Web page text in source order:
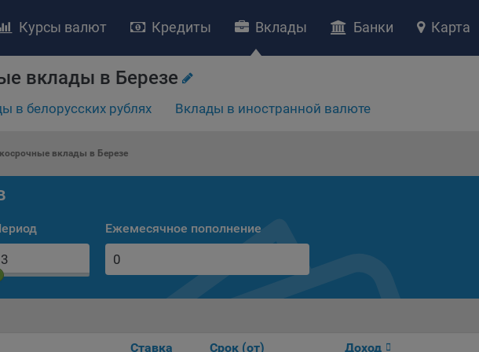
ПОЛОЖЕНИЕ «О политике обработки файлов cookie»
Общество с ограниченной ответственностью «Майфин» (далее –
«Политика»
Беларусь от 7 мая 2021 г. № 99-З «О защите персональных данных» (далее –
«Закон»
файлы cookie, а также каким образом пользователи могут контролировать
Курсы валют Кредиты Вклады Банки Карта
вклады в Березе
в белорусских рублях Вклады в иностранной валюте
вклады в Березе
Ежемесячное пополнение
Ставка Срок (от) Доход